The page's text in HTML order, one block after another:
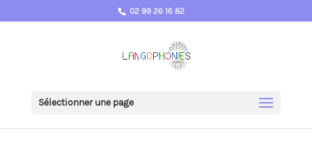
02 99 26 16 82
Sélectionner une page